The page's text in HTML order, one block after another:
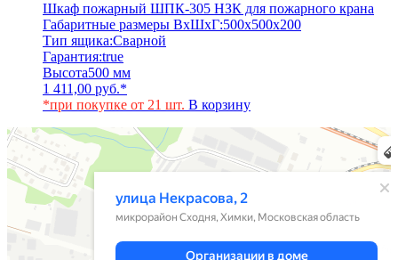
Шкаф пожарный ШПК-305 НЗК для пожарного крана
Габаритные размеры ВхШхГ:500х500х200
Тип ящика:Сварной
Гарантия:true
Высота500 мм
1 411,00 руб.*
*при покупке от 21 шт. В корзину
Химки
Яндекс Карты — транспорт, навигация, поиск мест